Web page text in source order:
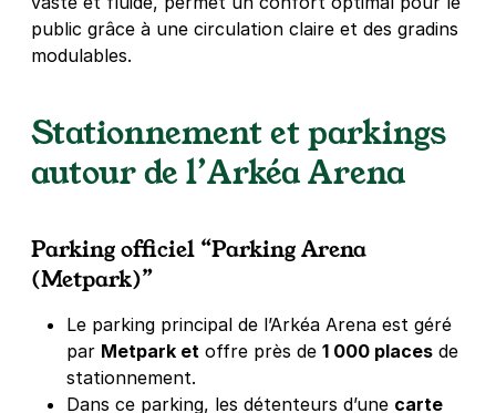
public grâce à une circulation claire et des gradins
modulables.
Stationnement et parkings
autour de l’Arkéa Arena
Parking officiel “Parking Arena
(Metpark)”
Le parking principal de l’Arkéa Arena est géré
par Metpark et offre près de 1 000 places de
stationnement.
Dans ce parking, les détenteurs d’une carte